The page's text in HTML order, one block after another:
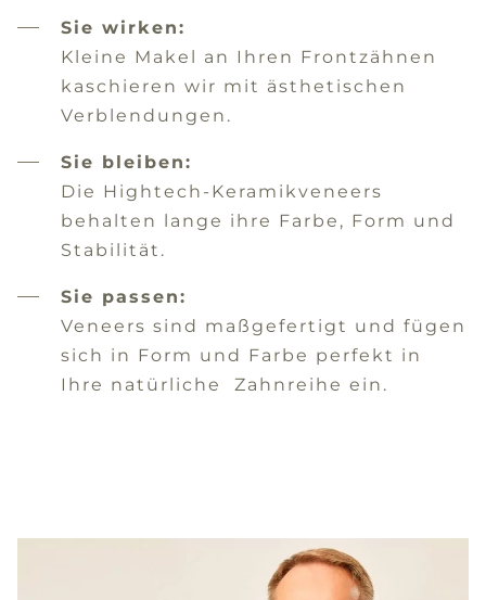
Sie wirken:
Kleine Makel an Ihren Frontzähnen
kaschieren wir mit ästhetischen
Verblendungen.
Sie bleiben:
Die Hightech-Keramikveneers
behalten lange ihre Farbe, Form und
Stabilität.
Sie passen:
Veneers sind maßgefertigt und fügen
sich in Form und Farbe perfekt in
Ihre natürliche Zahnreihe ein.